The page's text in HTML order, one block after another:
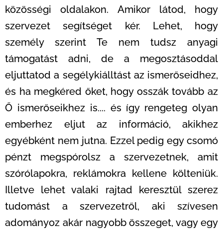
közösségi oldalakon. Amikor látod, hogy
szervezet segítséget kér. Lehet, hogy
személy szerint Te nem tudsz anyagi
támogatást adni, de a megosztásoddal
eljuttatod a segélykiálltást az ismerőseidhez,
és ha megkéred őket, hogy osszák tovább az
Ő ismerőseikhez is.... és így rengeteg olyan
emberhez eljut az információ, akikhez
egyébként nem jutna. Ezzel pedig egy csomó
pénzt megspórolsz a szervezetnek, amit
szórólapokra, reklámokra kellene költeniük.
Illetve lehet valaki rajtad keresztül szerez
tudomást a szervezetről, aki szívesen
adományoz akár nagyobb összeget, vagy egy